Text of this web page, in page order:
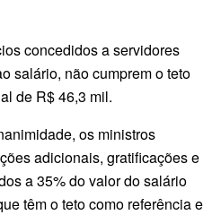
concedidos a servidores
salário, não cumprem o teto
de R$ 46,3 mil.
os ministros
adicionais, gratificações e
a 35% do valor do salário
têm o teto como referência e